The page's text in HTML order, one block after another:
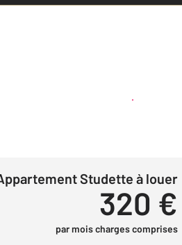
Créer une alerte
Appartement Studette à louer
320 €
par mois charges comprises